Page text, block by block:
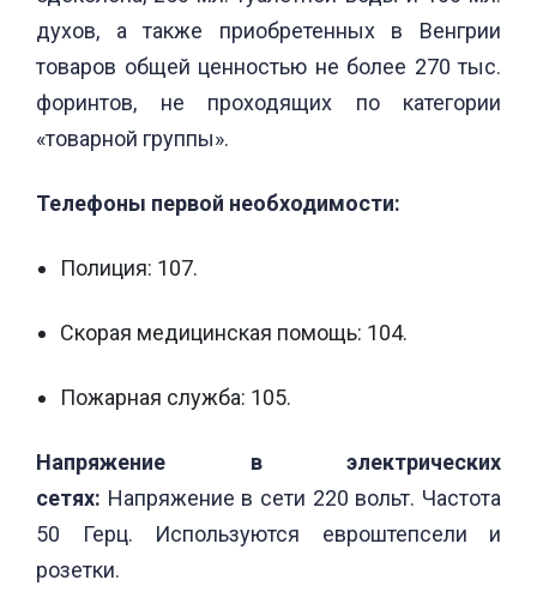
духов, а также приобретенных в Венгрии
товаров общей ценностью не более 270 тыс.
форинтов, не проходящих по категории
«товарной группы».
Телефоны первой необходимости:
Полиция: 107.
Скорая медицинская помощь: 104.
Пожарная служба: 105.
Напряжение в электрических
сетях: Напряжение в сети 220 вольт. Частота
50 Герц. Используются евроштепсели и
розетки.